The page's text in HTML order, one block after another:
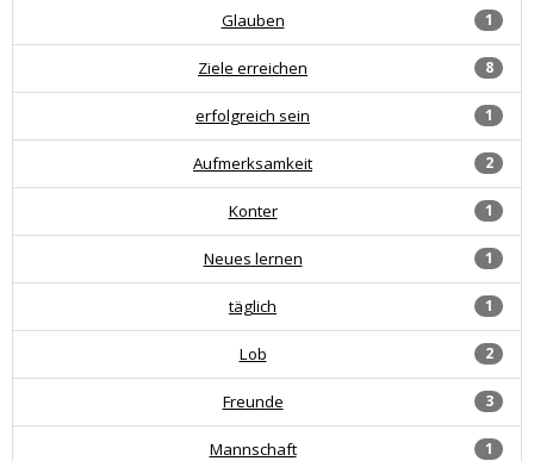
1
Glauben
8
Ziele erreichen
1
erfolgreich sein
2
Aufmerksamkeit
1
Konter
1
Neues lernen
1
täglich
2
Lob
3
Freunde
1
Mannschaft